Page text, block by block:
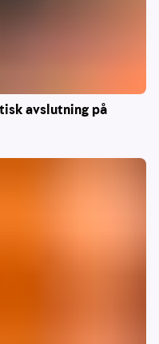
avslutning på